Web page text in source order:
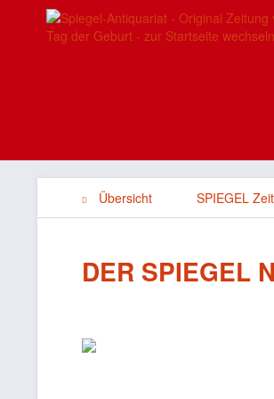
Übersicht SPIEGEL
DER SPIEGEL